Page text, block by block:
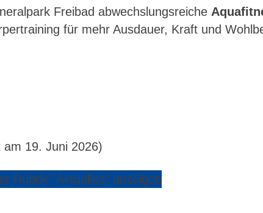
Freibad abwechslungsreiche
für mehr Ausdauer, Kraft und
am 19. Juni 2026)
Rubrik "Aktuelles" anzeigen